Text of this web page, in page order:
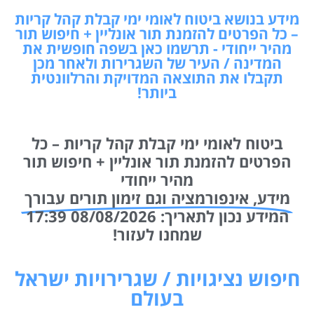
מידע בנושא ביטוח לאומי ימי קבלת קהל קריות
– כל הפרטים להזמנת תור אונליין + חיפוש תור
מהיר ייחודי - תרשמו כאן בשפה חופשית את
המדינה / העיר של השגרירות ולאחר מכן
תקבלו את התוצאה המדויקת והרלוונטית
ביותר!
ביטוח לאומי ימי קבלת קהל קריות – כל
הפרטים להזמנת תור אונליין + חיפוש תור
מהיר ייחודי
מידע, אינפורמציה וגם זימון תורים עבורך
המידע נכון לתאריך: 08/08/2026 17:39
שמחנו לעזור!
חיפוש נציגויות / שגרירויות ישראל
בעולם